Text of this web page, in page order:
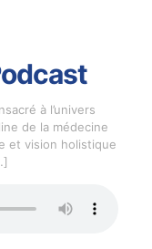
à l’univers
de la médecine
et vision holistique